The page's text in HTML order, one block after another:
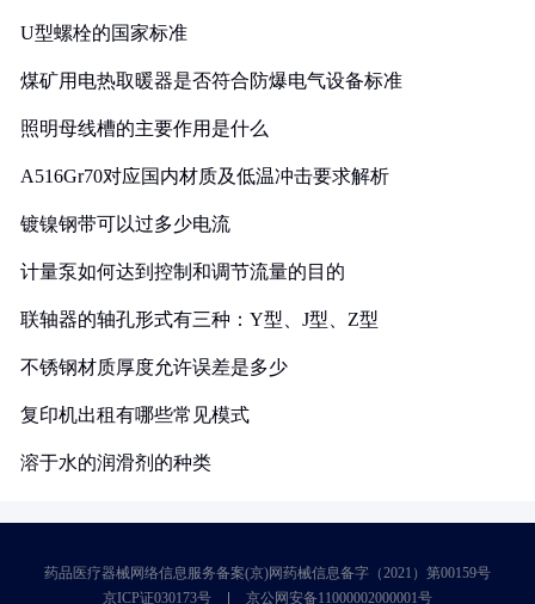
U型螺栓的国家标准
煤矿用电热取暖器是否符合防爆电气设备标准
照明母线槽的主要作用是什么
A516Gr70对应国内材质及低温冲击要求解析
镀镍钢带可以过多少电流
计量泵如何达到控制和调节流量的目的
联轴器的轴孔形式有三种：Y型、J型、Z型
不锈钢材质厚度允许误差是多少
复印机出租有哪些常见模式
溶于水的润滑剂的种类
药品医疗器械网络信息服务备案(京)网药械信息备字（2021）第00159号
京ICP证030173号
京公网安备11000002000001号